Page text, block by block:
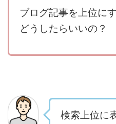
ブログ記事を上位に
どうしたらいいの？
検索上位に